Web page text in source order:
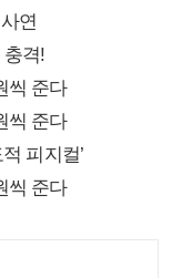
연
충격!
씩 준다
씩 준다
피지컬’
씩 준다